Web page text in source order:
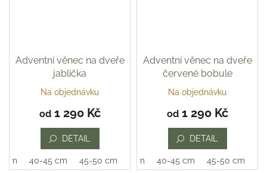
Adventní věnec na dveře
jablíčka
Na objednávku
od1 290 Kč
DETAIL
cm 40-45 cm 45-50 cm
Adventní věnec na dveře
červené bobule
Na objednávku
od1 290 Kč
DETAIL
35-40 cm 40-45 cm 45-50 cm